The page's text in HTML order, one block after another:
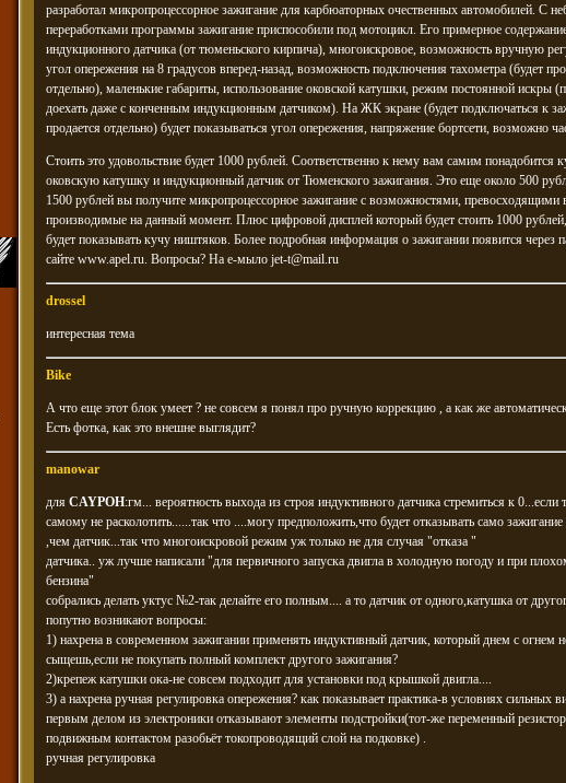
разработал микропроцессорное зажигание для карбюаторных очественных автомобилей. С
переработками программы зажигание приспособили под мотоцикл. Его примерное
индукционного датчика (от тюменьского кирпича), многоискровое, возможность вручную
угол опережения на 8 градусов вперед-назад, возможность подключения тахометра (будет
отдельно), маленькие габариты, использование оковской катушки, режим постоянной искры
доехать даже с конченным индукционным датчиком). На ЖК экране (будет подключаться к
продается отдельно) будет показываться угол опережения, напряжение бортсети, возможно
Стоить это удовольствие будет 1000 рублей. Соответственно к нему вам самим понадобится
оковскую катушку и индукционный датчик от Тюменского зажигания. Это еще около 500
1500 рублей вы получите микропроцессорное зажигание с возможностями, превосходящими
производимые на данный момент. Плюс цифровой дисплей который будет стоить 1000
будет показывать кучу ништяков. Более подробная информация о зажигании появится через
сайте www.apel.ru. Вопросы? На е-мыло jet-t@mail.ru
drossel
интересная тема
Bike
А что еще этот блок умеет ? не совсем я понял про ручную коррекцию , а как же
Есть фотка, как это внешне выглядит?
manowar
для CAYPOH:гм... вероятность выхода из строя индуктивного датчика стремиться к 0...если
самому не расколотить......так что ....могу предположить,что будет отказывать само
,чем датчик...так что многоискровой режим уж только не для случая "отказа "
датчика.. уж лучше написали "для первичного запуска двигла в холодную погоду и при
бензина"
собрались делать уктус №2-так делайте его полным.... а то датчик от одного,катушка от
попутно возникают вопросы:
1) нахрена в современном зажигании применять индуктивный датчик, который днем с огнем
сыщешь,если не покупать полный комплект другого зажигания?
2)крепеж катушки ока-не совсем подходит для установки под крышкой двигла....
3) а нахрена ручная регулировка опережения? как показывает практика-в условиях сильных
первым делом из электроники отказывают элементы подстройки(тот-же переменный
подвижным контактом разобьёт токопроводящий слой на подковке) .
ручная регулировка